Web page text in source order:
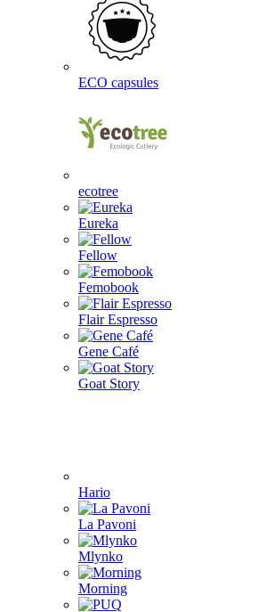
ECO capsules
ecotree
Eureka
Fellow
Femobook
Flair Espresso
Gene Café
Goat Story
Hario
La Pavoni
Mlynko
Morning